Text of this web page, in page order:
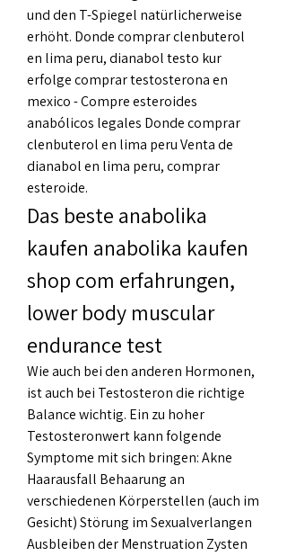
und den T-Spiegel natürlicherweise
erhöht. Donde comprar clenbuterol
en lima peru, dianabol testo kur
erfolge comprar testosterona en
mexico - Compre esteroides
anabólicos legales Donde comprar
clenbuterol en lima peru Venta de
dianabol en lima peru, comprar
esteroide.
Das beste anabolika
kaufen anabolika kaufen
shop com erfahrungen,
lower body muscular
endurance test
Wie auch bei den anderen Hormonen,
ist auch bei Testosteron die richtige
Balance wichtig. Ein zu hoher
Testosteronwert kann folgende
Symptome mit sich bringen: Akne
Haarausfall Behaarung an
verschiedenen Körperstellen (auch im
Gesicht) Störung im Sexualverlangen
Ausbleiben der Menstruation Zysten